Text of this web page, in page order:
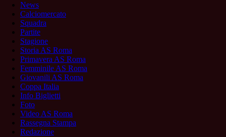
News
Calciomercato
Squadra
Partite
Stagione
Storia AS Roma
Primavera AS Roma
Femminile AS Roma
Giovanili AS Roma
Coppa Italia
Info Biglietti
Foto
Video AS Roma
Rassegna Stampa
Redazione